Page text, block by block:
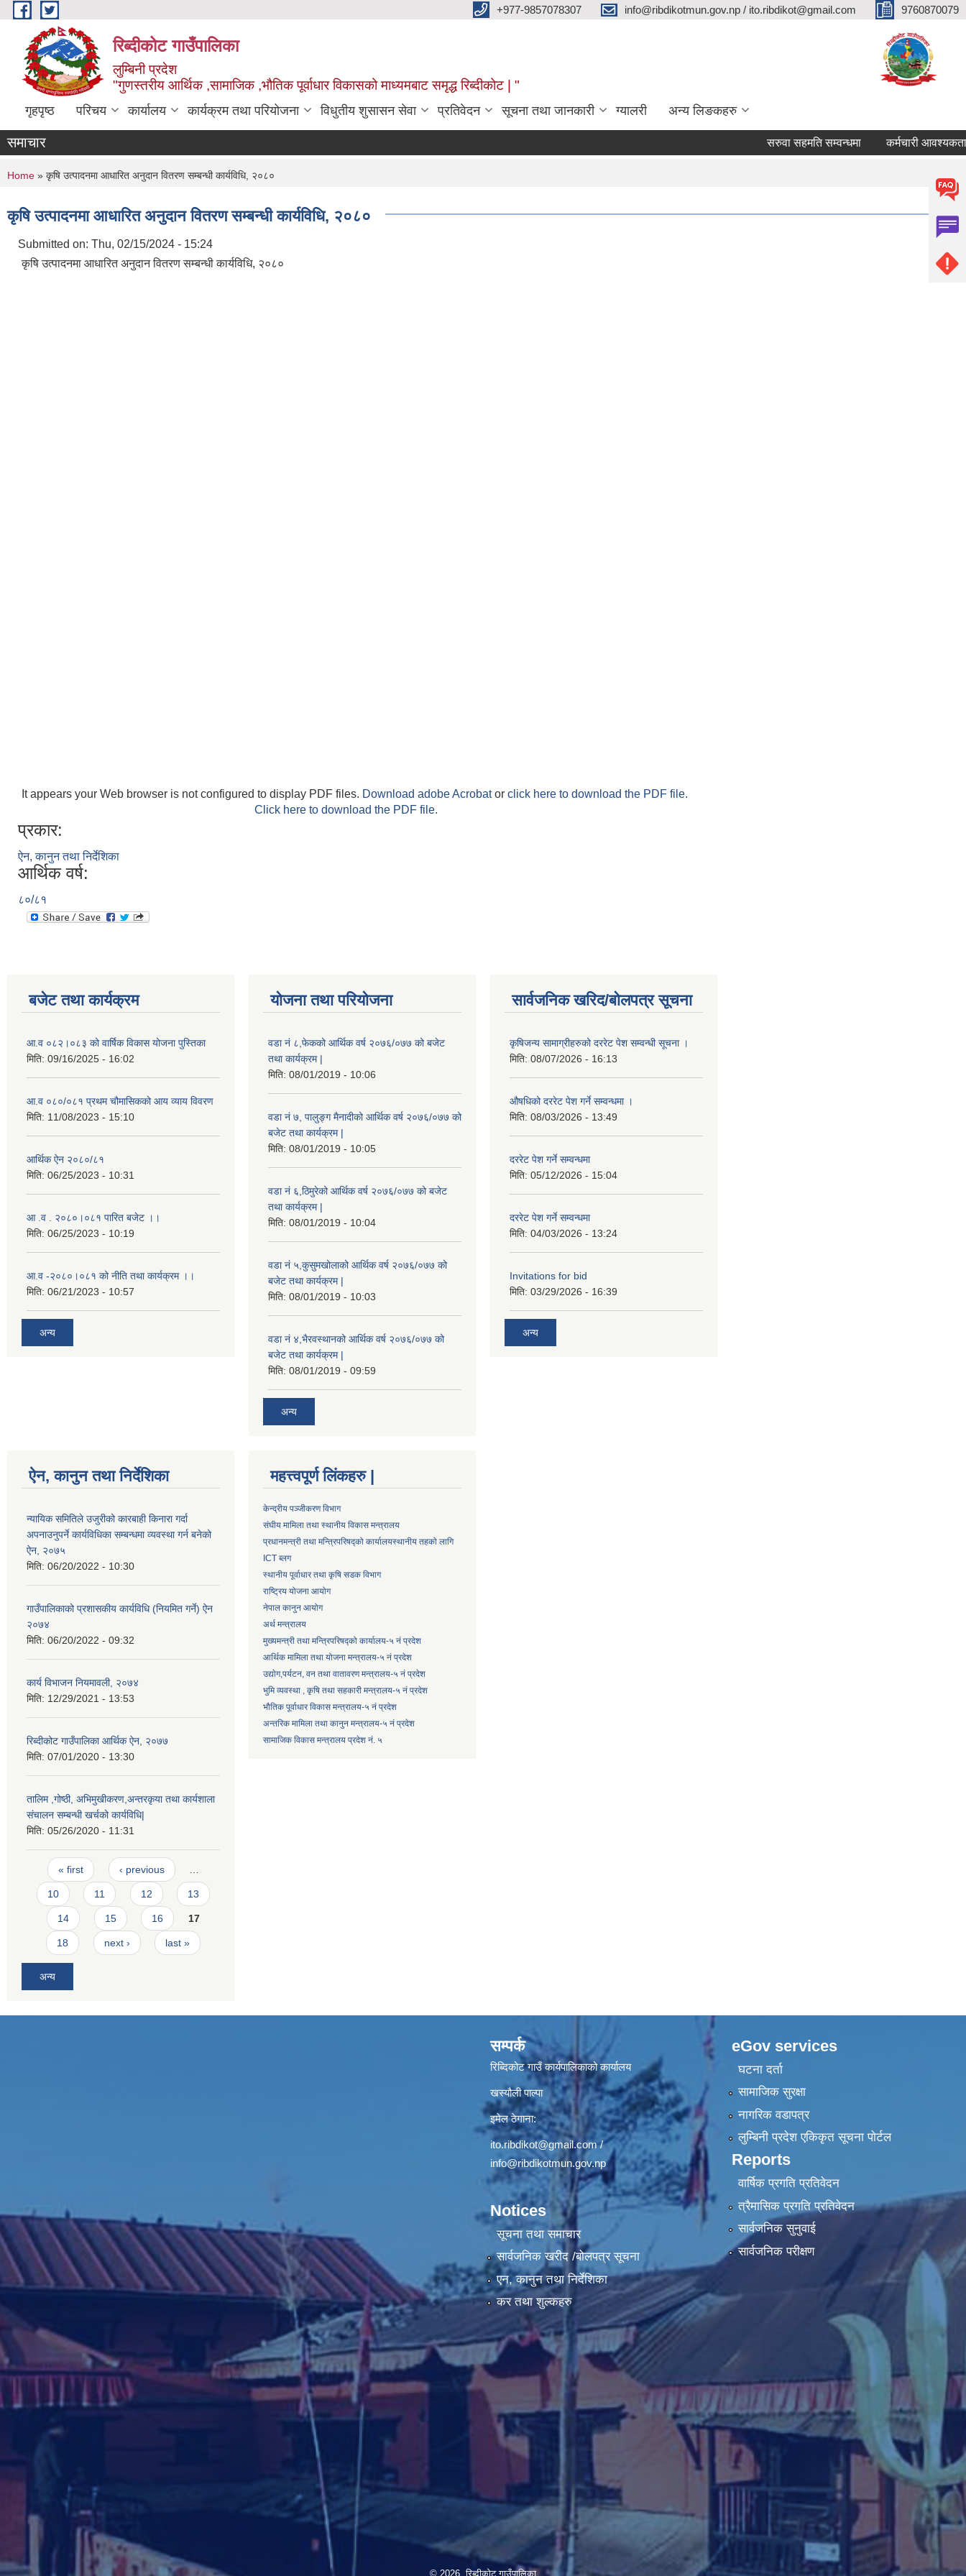
Skip to main content +977-9857078307 info@ribdikotmun.gov.np / ito.ribdikot@gmail.com 9760870079
रिब्दीकोट गाउँपालिका
लुम्बिनी प्रदेश
"गुणस्तरीय आर्थिक ,सामाजिक ,भौतिक पूर्वाधार विकासको माध्यमबाट समृद्ध रिब्दीकोट | "
गृहपृष्ठ परिचय कार्यालय कार्यक्रम तथा परियोजना विधुतीय शुसासन सेवा प्रतिवेदन सूचना तथा जानकारी ग्यालरी अन्य लिङकहरु
समाचार सरुवा सहमति सम्वन्धमा कर्मचारी आवश्यकता
You are here
Home » कृषि उत्पादनमा आधारित अनुदान वितरण सम्बन्धी कार्यविधि, २०८०
कृषि उत्पादनमा आधारित अनुदान वितरण सम्बन्धी कार्यविधि, २०८०
Submitted on: Thu, 02/15/2024 - 15:24
कृषि उत्पादनमा आधारित अनुदान वितरण सम्बन्धी कार्यविधि, २०८०
It appears your Web browser is not configured to display PDF files. Download adobe Acrobator click here to download the PDF file.
Click here to download the PDF file.
प्रकार:
ऐन, कानुन तथा निर्देशिका
आर्थिक वर्ष:
८०/८१
बजेट तथा कार्यक्रम
आ.व ०८२।०८३ को वार्षिक विकास योजना पुस्तिका
मिति: 09/16/2025 - 16:02
आ.व ०८०/०८१ प्रथम चौमासिकको आय व्याय विवरण
मिति: 11/08/2023 - 15:10
आर्थिक ऐन २०८०/८१
मिति: 06/25/2023 - 10:31
आ .व . २०८०।०८१ पारित बजेट ।।
मिति: 06/25/2023 - 10:19
आ.व -२०८०।०८१ को नीति तथा कार्यक्रम ।।
मिति: 06/21/2023 - 10:57
अन्य
योजना तथा परियोजना
वडा नं ८,फेकको आर्थिक वर्ष २०७६/०७७ को बजेट
तथा कार्यक्रम |
मिति: 08/01/2019 - 10:06
वडा नं ७, पालुङ्ग मैनादीको आर्थिक वर्ष २०७६/०७७ को
बजेट तथा कार्यक्रम |
मिति: 08/01/2019 - 10:05
वडा नं ६,ठिमुरेको आर्थिक वर्ष २०७६/०७७ को बजेट
तथा कार्यक्रम |
मिति: 08/01/2019 - 10:04
वडा नं ५,कुसुमखोलाको आर्थिक वर्ष २०७६/०७७ को
बजेट तथा कार्यक्रम |
मिति: 08/01/2019 - 10:03
वडा नं ४,भैरवस्थानको आर्थिक वर्ष २०७६/०७७ को
बजेट तथा कार्यक्रम |
मिति: 08/01/2019 - 09:59
अन्य
सार्वजनिक खरिद/बोलपत्र सूचना
कृषिजन्य सामाग्रीहरुको दररेट पेश सम्वन्धी सूचना ।
मिति: 08/07/2026 - 16:13
औषधिको दररेट पेश गर्ने सम्वन्धमा ।
मिति: 08/03/2026 - 13:49
दररेट पेश गर्ने सम्वन्धमा
मिति: 05/12/2026 - 15:04
दररेट पेश गर्ने सम्वन्धमा
मिति: 04/03/2026 - 13:24
Invitations for bid
मिति: 03/29/2026 - 16:39
अन्य
ऐन, कानुन तथा निर्देशिका
न्यायिक समितिले उजुरीको कारबाही किनारा गर्दा
अपनाउनुपर्ने कार्यविधिका सम्बन्धमा व्यवस्था गर्न बनेको
ऐन, २०७५
मिति: 06/20/2022 - 10:30
गाउँपालिकाको प्रशासकीय कार्यविधि (नियमित गर्ने) ऐन
२०७४
मिति: 06/20/2022 - 09:32
कार्य विभाजन नियमावली, २०७४
मिति: 12/29/2021 - 13:53
रिब्दीकोट गाउँपालिका आर्थिक ऐन, २०७७
मिति: 07/01/2020 - 13:30
तालिम ,गोष्ठी, अभिमुखीकरण,अन्तरकृया तथा कार्यशाला
संचालन सम्बन्धी खर्चको कार्यविधि|
मिति: 05/26/2020 - 11:31
Pages
« first ‹ previous
10 11 12 13
14 15 16 17
18 next › last »
अन्य
महत्त्वपूर्ण लिंकहरु |
केन्द्रीय पञ्जीकरण विभाग
संघीय मामिला तथा स्थानीय विकास मन्त्रालय
प्रधानमन्त्री तथा मन्त्रिपरिषद्को कार्यालयस्थानीय तहको लागि
ICT ब्लग
स्थानीय पूर्वाधार तथा कृषि सडक विभाग
राष्ट्रिय योजना आयोग
नेपाल कानुन आयोग
अर्थ मन्त्रालय
मुख्यमन्त्री तथा मन्त्रिपरिषद्को कार्यालय-५ नं प्रदेश
आर्थिक मामिला तथा योजना मन्त्रालय-५ नं प्रदेश
उद्याेग,पर्यटन, वन तथा वातावरण मन्त्रालय-५ नं प्रदेश
भुमि व्यवस्था , कृषि तथा सहकारी मन्त्रालय-५ नं प्रदेश
भौतिक पूर्वाधार विकास मन्त्रालय-५ नं प्रदेश
अन्तरिक मामिला तथा कानुन मन्त्रालय-५ नं प्रदेश
सामाजिक विकास मन्त्रालय प्रदेश नं. ५
सम्पर्क
रिब्दिकोट गाउँ कार्यपालिकाको कार्यालय
खस्यौली पाल्पा
इमेल ठेगाना:
ito.ribdikot@gmail.com/
info@ribdikotmun.gov.np
Notices
सूचना तथा समाचार
सार्वजनिक खरीद /बोलपत्र सूचना
एन, कानुन तथा निर्देशिका
कर तथा शुल्कहरु
eGov services
घटना दर्ता
सामाजिक सुरक्षा
नागरिक वडापत्र
लुम्बिनी प्रदेश एकिकृत सूचना पाेर्टल
Reports
वार्षिक प्रगति प्रतिवेदन
त्रैमासिक प्रगति प्रतिवेदन
सार्वजनिक सुनुवाई
सार्वजनिक परीक्षण
© 2026 रिब्दीकोट गाउँपालिका